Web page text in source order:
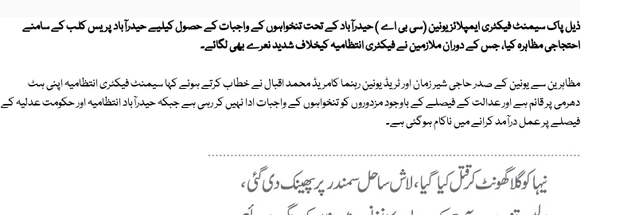
ذیل پاک سیمنٹ فیکٹری ایمپلائز یونین (سی بی اے ) حیدرآباد کے تحت تنخواہوں کے واجبات کے حصول کیلیے حیدرآباد پریس کلب کے سامنے
احتجاجی مظاہرہ کیا، جس کے دوران ملازمین نے فیکٹری انتظامیہ کیخلاف شدید نعرے بھی لگائے۔
مظاہرین سے یونین کے صدر حاجی شیر زمان اور ٹریڈ یونین رہنما کامریڈ محمد اقبال نے خطاب کرتے ہوئے کہا سیمنٹ فیکٹری انتظامیہ اپنی ہٹ
دھرمی پر قائم ہے اور عدالت کے فیصلے کے باوجود مزدوروں کو تنخواہوں کے واجبات ادا نہیں کر رہی ہے جبکہ حیدرآباد انتظامیہ اور حکومت عدلیہ کے
فیصلے پر عمل درآمد کرانے میں ناکام ہوگئی ہے۔